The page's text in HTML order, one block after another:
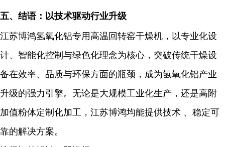
五、结语：以技术驱动行业升级
江苏博鸿氢氧化铝专用高温回转窑干燥机，以专业化设
计、 智能化控制 与绿色化理念为核心，突破传统干燥设
备在效率、品质与环保方面的瓶颈，成为氢氧化铝产业
升级的强力引擎。无论是大规模工业化生产，还是高附
加值粉体定制化加工，江苏博鸿均能提供技术 、稳定可
靠的解决方案。